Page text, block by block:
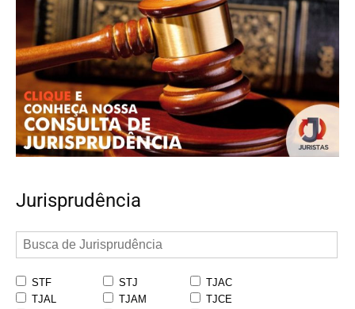
Jurisprudência
STF STJ
TJAC
TJAL
TJAM
TJCE